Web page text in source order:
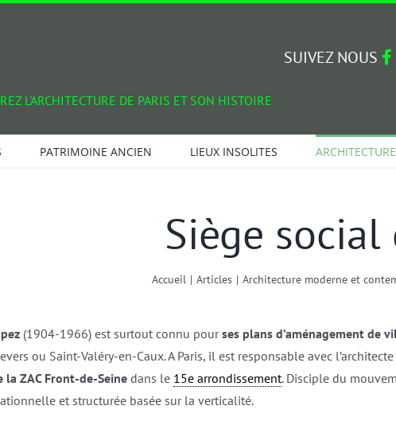
L'ARCHITECTURE DE PARIS ET SON HISTOIRE
SUIVEZ NOUS
PATRIMOINE ANCIEN LIEUX INSOLITES
Siège social
Accueil | Articles | Architecture moderne et
(1904-1966) est surtout connu pourses plans d’aménagement de
ou Saint-Valéry-en-Caux. A Paris, il est responsable avec l’architecte
la ZAC Front-de-Seinedans le 15e arrondissement. Disciple du
et structurée basée sur la verticalité.